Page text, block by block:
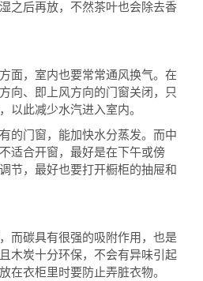
之后再放，不然茶叶也会除去香
面，室内也要常常通风换气。在
向、即上风方向的门窗关闭，只
以此减少水汽进入室内。
的门窗，能加快水分蒸发。而中
适合开窗，最好是在下午或傍
节，最好也要打开橱柜的抽屉和
而碳具有很强的吸附作用，也是
木炭十分环保，不会有异味引起
在衣柜里时要防止弄脏衣物。